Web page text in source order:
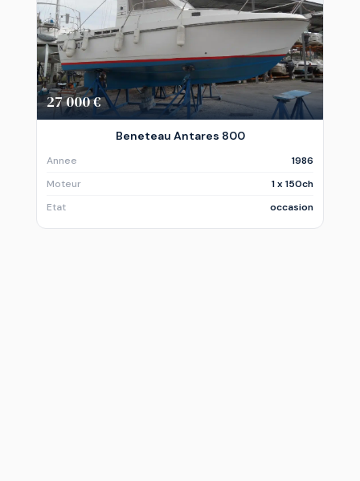
27 000 €
Beneteau Antares 800
Annee
1986
Moteur
1 x 150ch
Etat
occasion